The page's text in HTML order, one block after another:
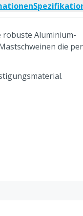
robuste Aluminium-
die